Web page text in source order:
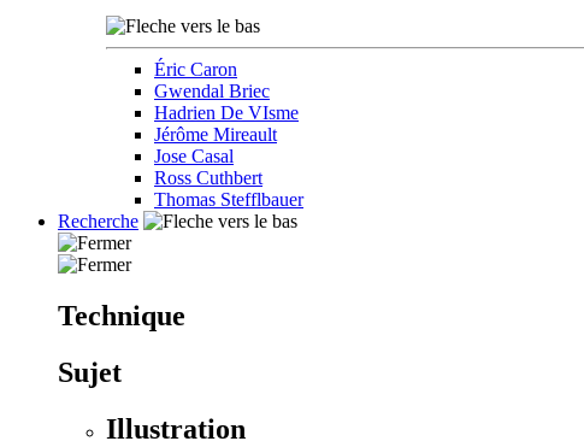
Éric Caron
Gwendal Briec
Hadrien De VIsme
Jérôme Mireault
Jose Casal
Ross Cuthbert
Thomas Stefflbauer
Recherche
Technique
Sujet
Illustration